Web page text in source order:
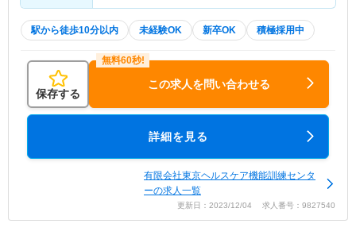
駅から徒歩10分以内 未経験OK 新卒OK 積極採用中
保存する
この求人を問い合わせる
詳細を見る
有限会社東京ヘルスケア機能訓練センタ
ーの求人一覧
更新日：2023/12/04 求人番号：9827540